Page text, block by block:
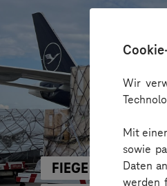
Wir
Mit
sowie
Daten
werden
FIEGE